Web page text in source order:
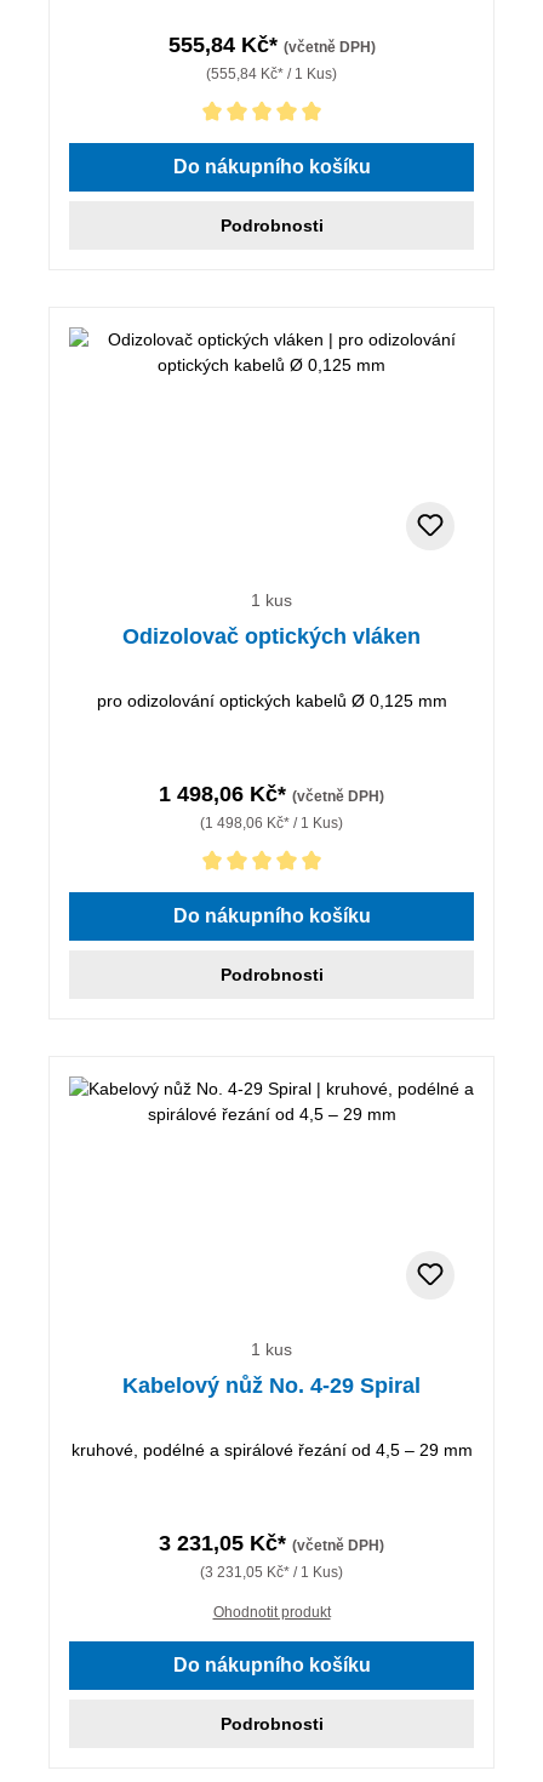
555,84 Kč* (včetně DPH)
(555,84 Kč* / 1 Kus)
Průměrné hodnocení 5 z 5 hvězd
Do nákupního košíku
Podrobnosti
1 kus
Odizolovač optických vláken
pro odizolování optických kabelů Ø 0,125 mm
1 498,06 Kč* (včetně DPH)
(1 498,06 Kč* / 1 Kus)
Průměrné hodnocení 5 z 5 hvězd
Do nákupního košíku
Podrobnosti
1 kus
Kabelový nůž No. 4-29 Spiral
kruhové, podélné a spirálové řezání od 4,5 – 29 mm
3 231,05 Kč* (včetně DPH)
(3 231,05 Kč* / 1 Kus)
Ohodnotit produkt
Do nákupního košíku
Podrobnosti